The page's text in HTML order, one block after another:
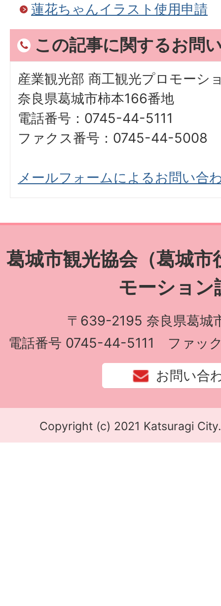
蓮花ちゃんイラスト使用申請
この記事に関するお問
産業観光部 商工観光プロモーシ
奈良県葛城市柿本166番地
電話番号：0745-44-5111
ファクス番号：0745-44-5008
メールフォームによるお問い合
葛城市観光協会（葛城市
モーション
〒639-2195 奈良県葛城
電話番号 0745-44-5111 ファッ
お問い合
Copyright (c) 2021 Katsuragi